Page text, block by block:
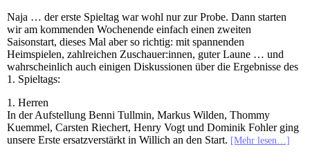
Naja … der erste Spieltag war wohl nur zur Probe. Dann starten
wir am kommenden Wochenende einfach einen zweiten
Saisonstart, dieses Mal aber so richtig: mit spannenden
Heimspielen, zahlreichen Zuschauer:innen, guter Laune … und
wahrscheinlich auch einigen Diskussionen über die Ergebnisse des
1. Spieltags:
1. Herren
In der Aufstellung Benni Tullmin, Markus Wilden, Thommy
Kuemmel, Carsten Riechert, Henry Vogt und Dominik Fohler ging
unsere Erste ersatzverstärkt in Willich an den Start. [Mehr lesen…]